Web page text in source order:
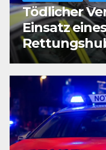
Tödlicher
Einsatz eines